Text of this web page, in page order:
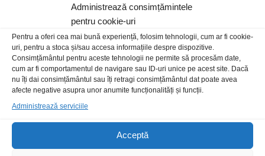
Administrează consimțămintele
pentru cookie-uri
Pentru a oferi cea mai bună experiență, folosim tehnologii, cum ar fi cookie-
uri, pentru a stoca și/sau accesa informațiile despre dispozitive.
Consimțământul pentru aceste tehnologii ne permite să procesăm date,
cum ar fi comportamentul de navigare sau ID-uri unice pe acest site. Dacă
nu îți dai consimțământul sau îți retragi consimțământul dat poate avea
afecte negative asupra unor anumite funcționalități și funcții.
Administrează serviciile
Acceptă
Multim Maxwell 25521 BT
339,00 lei/Buc
Carlig tator 139mm rosu
ICC16C-R
20,00lei /Buc
Stoc epuizat